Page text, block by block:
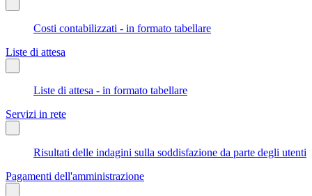
Costi contabilizzati - in formato tabellare
Liste di attesa
Liste di attesa - in formato tabellare
Servizi in rete
Risultati delle indagini sulla soddisfazione da parte degli utenti
Pagamenti dell'amministrazione